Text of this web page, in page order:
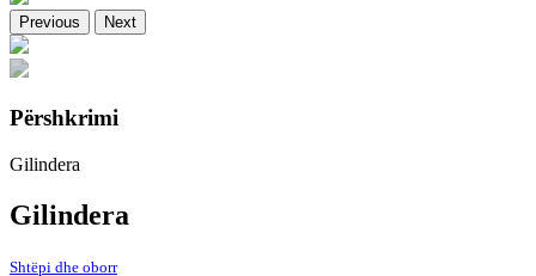
Previous Next
Përshkrimi
Gilindera
Gilindera
Shtëpi dhe oborr